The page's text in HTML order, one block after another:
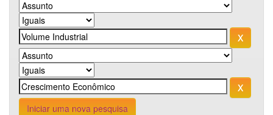
Iniciar uma nova pesquisa